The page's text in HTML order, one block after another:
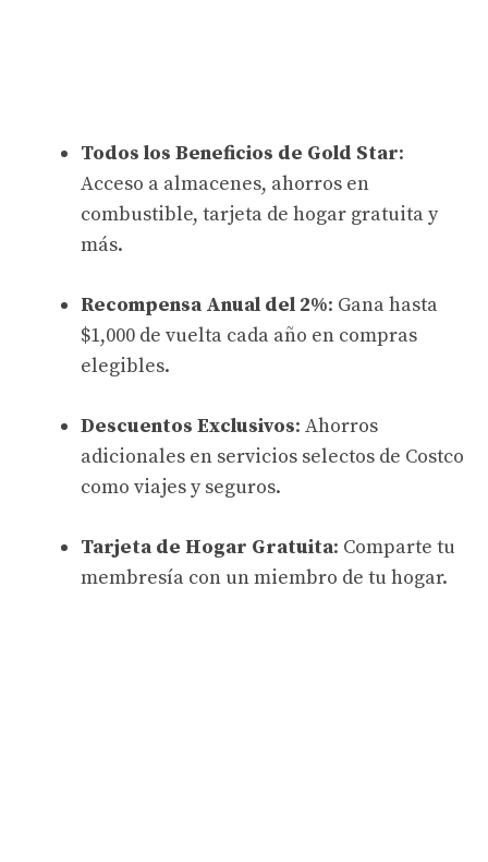
Todos los Beneficios de Gold Star:
Acceso a almacenes, ahorros en
combustible, tarjeta de hogar gratuita y
más.
Recompensa Anual del 2%: Gana hasta
$1,000 de vuelta cada año en compras
elegibles.
Descuentos Exclusivos: Ahorros
adicionales en servicios selectos de Costco
como viajes y seguros.
Tarjeta de Hogar Gratuita: Comparte tu
membresía con un miembro de tu hogar.